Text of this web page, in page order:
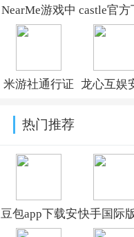
NearMe游戏中
心App最新下
方版
castle官方
(游戏创作
米游社通行证 龙心互娱
热门推荐
豆包app下载安快手国际